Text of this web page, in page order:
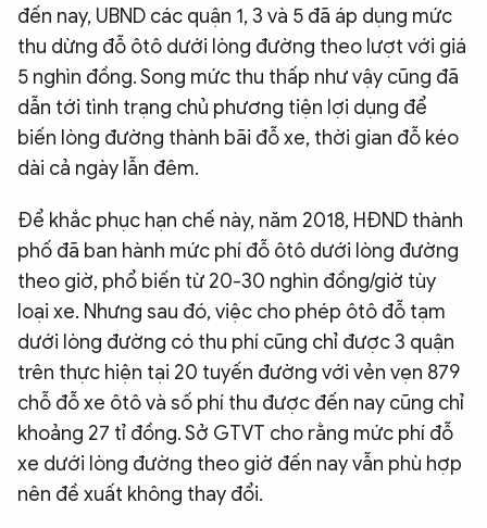
đến nay, UBND các quận 1, 3 và 5 đã áp dụng mức
thu dừng đỗ ôtô dưới lòng đường theo lượt với giá
5 nghìn đồng. Song mức thu thấp như vậy cũng đã
dẫn tới tình trạng chủ phương tiện lợi dụng để
biến lòng đường thành bãi đỗ xe, thời gian đỗ kéo
dài cả ngày lẫn đêm.
Để khắc phục hạn chế này, năm 2018, HĐND thành
phố đã ban hành mức phí đỗ ôtô dưới lòng đường
theo giờ, phổ biến từ 20-30 nghìn đồng/giờ tùy
loại xe. Nhưng sau đó, việc cho phép ôtô đỗ tạm
dưới lòng đường có thu phí cũng chỉ được 3 quận
trên thực hiện tại 20 tuyến đường với vẻn vẹn 879
chỗ đỗ xe ôtô và số phí thu được đến nay cũng chỉ
khoảng 27 tỉ đồng. Sở GTVT cho rằng mức phí đỗ
xe dưới lòng đường theo giờ đến nay vẫn phù hợp
nên đề xuất không thay đổi.